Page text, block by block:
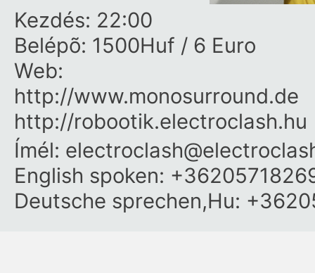
Kezdés: 22:00
Belépõ: 1500Huf / 6 Euro
Web:
http:/​/​www.monosurround.de
http:/​/​robootik.electroclash.hu
Ímél:
English spoken:
Deutsche sprechen,Hu: